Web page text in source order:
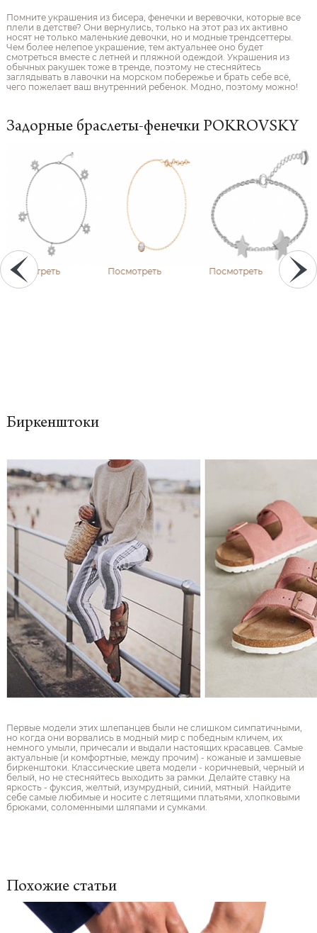
Помните украшения из бисера, фенечки и веревочки, которые все
плели в детстве? Они вернулись, только на этот раз их активно
носят не только маленькие девочки, но и модные трендсеттеры.
Чем более нелепое украшение, тем актуальнее оно будет
смотреться вместе с летней и пляжной одеждой. Украшения из
обычных ракушек тоже в тренде, поэтому не стесняйтесь
заглядывать в лавочки на морском побережье и брать себе всё,
чего пожелает ваш внутренний ребенок. Модно, поэтому можно!
Задорные браслеты-фенечки POKROVSKY
Посмотреть Посмотреть Посмотреть
Биркенштоки
Первые модели этих шлепанцев были не слишком симпатичными,
но когда они ворвались в модный мир с победным кличем, их
немного умыли, причесали и выдали настоящих красавцев. Самые
актуальные (и комфортные, между прочим) - кожаные и замшевые
биркенштоки. Классические цвета модели - коричневый, черный и
белый, но не стесняйтесь выходить за рамки. Делайте ставку на
яркость - фуксия, желтый, изумрудный, синий, мятный. Найдите
себе самые любимые и носите с летящими платьями, хлопковыми
брюками, соломенными шляпами и сумками.
Похожие статьи